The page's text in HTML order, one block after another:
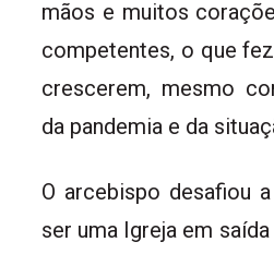
mãos e muitos
competentes, o que
crescerem, mesmo
da pandemia e da
O arcebispo desafiou
ser uma Igreja em